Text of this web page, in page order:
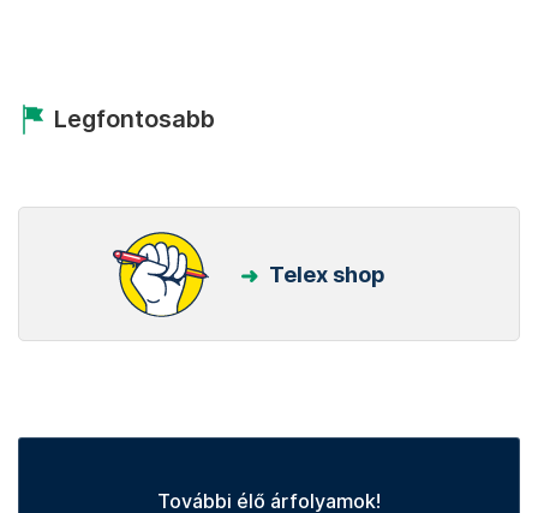
Legfontosabb
Telex shop
További élő árfolyamok!